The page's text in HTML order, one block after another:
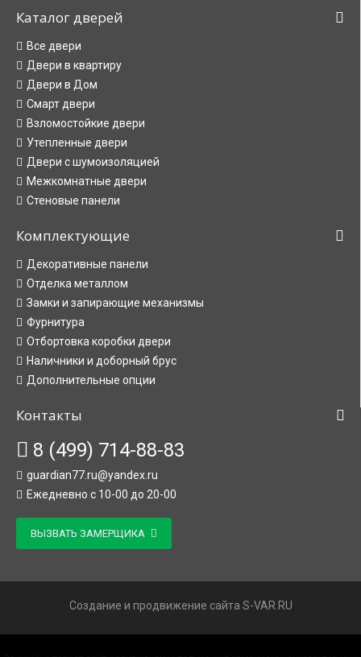
Каталог дверей
Все двери
Двери в квартиру
Двери в Дом
Смарт двери
Взломостойкие двери
Утепленные двери
Двери с шумоизоляцией
Межкомнатные двери
Стеновые панели
Комплектующие
Декоративные панели
Отделка металлом
Замки и запирающие механизмы
Фурнитура
Отбортовка коробки двери
Наличники и доборный брус
Дополнительные опции
Контакты
8 (499) 714-88-83
guardian77.ru@yandex.ru
Ежедневно с 10-00 до 20-00
ВЫЗВАТЬ ЗАМЕРЩИКА
Создание и продвижение сайта S-VAR.RU